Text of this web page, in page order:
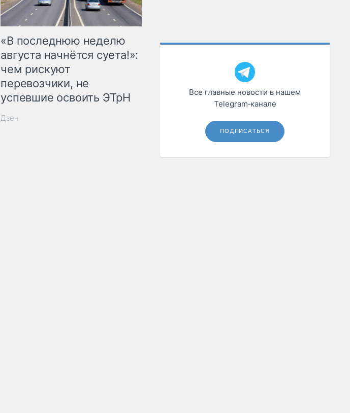
«В последнюю неделю
августа начнётся суета!»:
чем рискуют
перевозчики, не
успевшие освоить ЭТрН
Дзен
Все главные новости в нашем
Telegram‑канале
ПОДПИСАТЬСЯ